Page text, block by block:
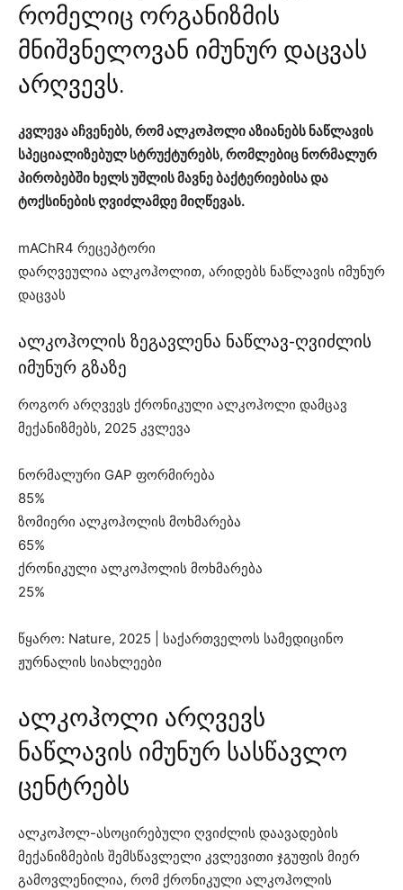
რომელიც ორგანიზმის
მნიშვნელოვან იმუნურ დაცვას
არღვევს.
კვლევა აჩვენებს, რომ ალკოჰოლი აზიანებს ნაწლავის
სპეციალიზებულ სტრუქტურებს, რომლებიც ნორმალურ
პირობებში ხელს უშლის მავნე ბაქტერიებისა და
ტოქსინების ღვიძლამდე მიღწევას.
mAChR4 რეცეპტორი
დარღვეულია ალკოჰოლით, არიდებს ნაწლავის იმუნურ
დაცვას
ალკოჰოლის ზეგავლენა ნაწლავ-ღვიძლის
იმუნურ გზაზე
როგორ არღვევს ქრონიკული ალკოჰოლი დამცავ
მექანიზმებს, 2025 კვლევა
ნორმალური GAP ფორმირება
85%
ზომიერი ალკოჰოლის მოხმარება
65%
ქრონიკული ალკოჰოლის მოხმარება
25%
წყარო: Nature, 2025 | საქართველოს სამედიცინო
ჟურნალის სიახლეები
ალკოჰოლი არღვევს
ნაწლავის იმუნურ სასწავლო
ცენტრებს
ალკოჰოლ-ასოცირებული ღვიძლის დაავადების
მექანიზმების შემსწავლელი კვლევითი ჯგუფის მიერ
გამოვლენილია, რომ ქრონიკული ალკოჰოლის